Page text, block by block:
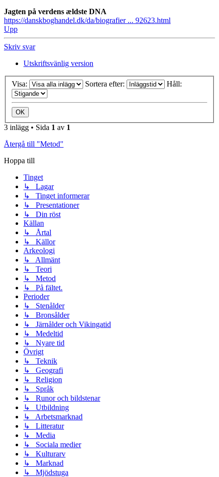
Jagten på verdens ældste DNA
https://danskboghandel.dk/da/biografier ... 92623.html
Upp
Skriv svar
Utskriftsvänlig version
Visa: Sortera efter: Håll:
3 inlägg • Sida 1 av 1
Återgå till "Metod"
Hoppa till
Tinget
↳ Lagar
↳ Tinget informerar
↳ Presentationer
↳ Din röst
Källan
↳ Årtal
↳ Källor
Arkeologi
↳ Allmänt
↳ Teori
↳ Metod
↳ På fältet.
Perioder
↳ Stenålder
↳ Bronsålder
↳ Järnålder och Vikingatid
↳ Medeltid
↳ Nyare tid
Övrigt
↳ Teknik
↳ Geografi
↳ Religion
↳ Språk
↳ Runor och bildstenar
↳ Utbildning
↳ Arbetsmarknad
↳ Litteratur
↳ Media
↳ Sociala medier
↳ Kulturarv
↳ Marknad
↳ Mjödstuga